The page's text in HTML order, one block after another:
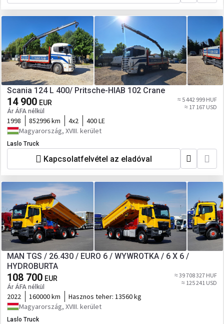
Scania 124 L 400/ Pritsche-HIAB 102 Crane
14 900 EUR
Ár ÁFA nélkül
≈ 5 442 999 HUF
≈ 17 167 USD
1998 852996 km 4x2
400 LE
Magyarország, XVIII. kerület
Laslo Truck
Kapcsolatfelvétel az eladóval
MAN TGS / 26.430 / EURO 6 / WYWROTKA / 6 X 6 /
HYDROBURTA
108 700 EUR
Ár ÁFA nélkül
≈ 39 708 327 HUF
≈ 125 241 USD
2022 160000 km Hasznos teher: 13560 kg
Magyarország, XVIII. kerület
Laslo Truck